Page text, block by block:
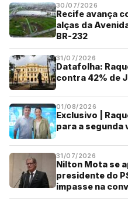
30/07/2026
Recife avança
alças da
BR-232
31/07/2026
Datafolha:
contra 42% de
01/08/2026
Exclusivo |
para a segunda
31/07/2026
Nilton Mota se
presidente do
impasse na